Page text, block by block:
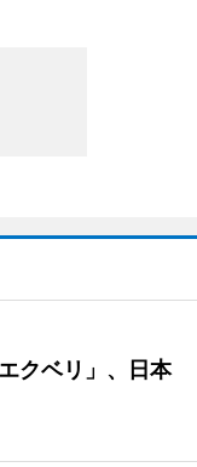
クベリ」、日本